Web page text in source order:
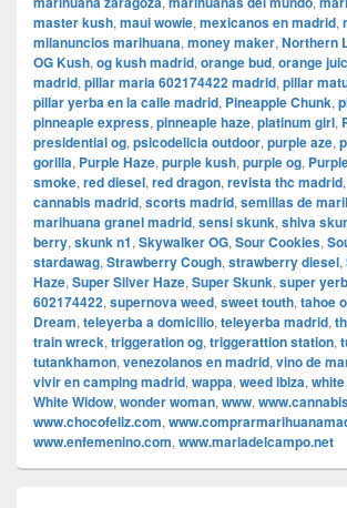
master kush, maui wowie, mexicanos en madrid,
milanuncios marihuana, money maker, Northern
OG Kush, og kush madrid, orange bud, orange
madrid, pillar maria 602174422 madrid, pillar
pillar yerba en la calle madrid, Pineapple Chunk,
pinneaple express, pinneaple haze, platinum girl,
presidential og, psicodelicia outdoor, purple aze,
gorilla, Purple Haze, purple kush, purple og,
smoke, red diesel, red dragon, revista thc madrid,
cannabis madrid, scorts madrid, semillas de
marihuana granel madrid, sensi skunk, shiva
berry, skunk n1, Skywalker OG, Sour Cookies,
stardawag, Strawberry Cough, strawberry diesel,
Haze, Super Silver Haze, Super Skunk, super
602174422, supernova weed, sweet touth, tahoe
Dream, teleyerba a domicilio, teleyerba madrid,
train wreck, triggeration og, triggerattion station,
tutankhamon, venezolanos en madrid, vino de
vivir en camping madrid, wappa, weed ibiza,
White Widow, wonder woman, www,
www.chocofeliz.com,
www.enfemenino.com, www.mariadelcampo.net